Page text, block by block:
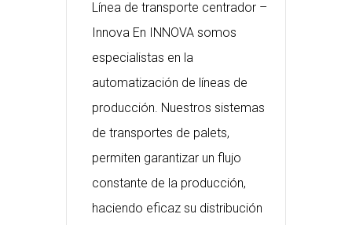
Línea de transporte centrador –
Innova En INNOVA somos
especialistas en la
automatización de líneas de
producción. Nuestros sistemas
de transportes de palets,
permiten garantizar un flujo
constante de la producción,
haciendo eficaz su distribución